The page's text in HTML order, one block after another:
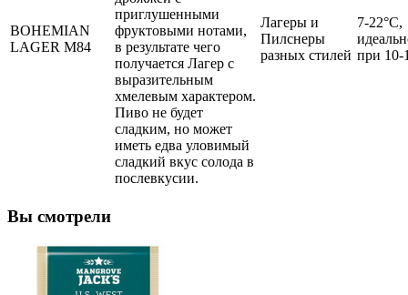
BOHEMIAN
LAGER M84
приглушенными
фруктовыми нотами,
в результате чего
получается Лагер с
выразительным
хмелевым характером.
Пиво не будет
сладким, но может
иметь едва уловимый
сладкий вкус солода в
послевкусии.
Лагеры и
Пилснеры
разных стилей
7-22°C,
при 10-
Вы смотрели